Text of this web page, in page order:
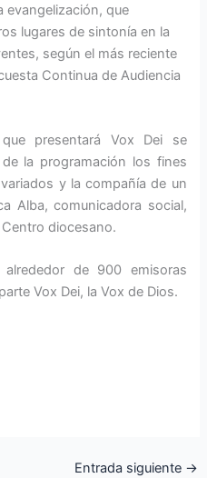
evangelización, que
lugares de sintonía en la
según el más reciente
Continua de Audiencia
presentará Vox Dei se
la programación los fines
y la compañía de un
Alba, comunicadora social,
diocesano.
de 900 emisoras
Vox Dei, la Vox de Dios.
Entrada siguiente →